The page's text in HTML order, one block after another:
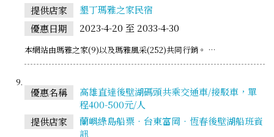
提供店家
墾丁瑪雅之家民宿
優惠日期
2023-4-20 至 2033-4-30
本網站由瑪雅之家(9)以及瑪雅風采(252)共同行銷。 …
優惠名稱
高雄直達後壁湖碼頭共乘交通車/接駁車，單
程400-500元/人
提供店家
蘭嶼綠島船票‧台東富岡‧恆春後壁湖船班資
訊